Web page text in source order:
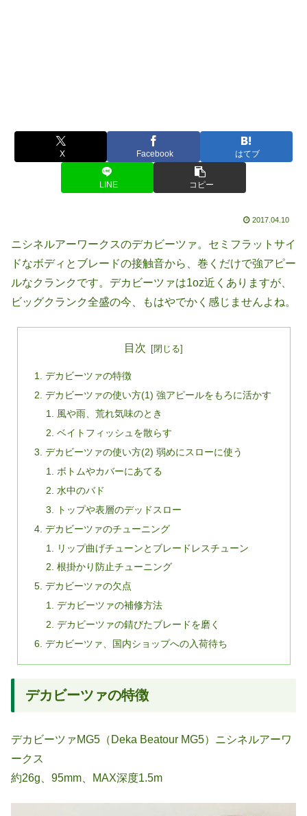
X Facebook はてブ
LINE コピー
2017.04.10
ニシネルアーワークスのデカビーツァ。セミフラットサイ
ドなボディとブレードの接触音から、巻くだけで強アピー
ルなクランクです。デカビーツァは1oz近くありますが、
ビッグクランク全盛の今、もはやでかく感じませんよね。
目次
デカビーツァの特徴
デカビーツァの使い方(1) 強アピールをもろに活かす
風や雨、荒れ気味のとき
ベイトフィッシュを散らす
デカビーツァの使い方(2) 弱めにスローに使う
ボトムやカバーにあてる
水中のバド
トップや表層のデッドスロー
デカビーツァのチューニング
リップ曲げチューンとブレードレスチューン
根掛かり防止チューニング
デカビーツァの欠点
デカビーツァの補修方法
デカビーツァの錆びたブレードを磨く
デカビーツァ、国内ショップへの入荷待ち
デカビーツァの特徴
デカビーツァMG5（Deka Beatour MG5）ニシネルアーワ
ークス
約26g、95mm、MAX深度1.5m